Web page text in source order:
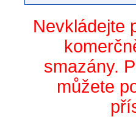
Nevkládejte
smazány.
můžete